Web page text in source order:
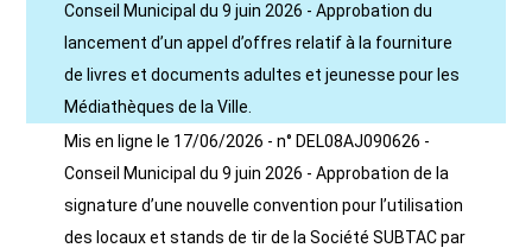
Conseil Municipal du 9 juin 2026 - Approbation du
lancement d’un appel d’offres relatif à la fourniture
de livres et documents adultes et jeunesse pour les
Médiathèques de la Ville.
Mis en ligne le 17/06/2026 - n° DEL08AJ090626 -
Conseil Municipal du 9 juin 2026 - Approbation de la
signature d’une nouvelle convention pour l’utilisation
des locaux et stands de tir de la Société SUBTAC par